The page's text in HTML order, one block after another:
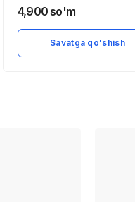
4,900 so'm
Savatga qo'shish